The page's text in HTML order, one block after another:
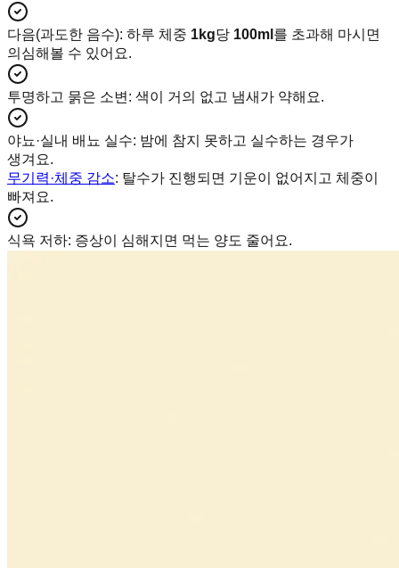
다음(과도한 음수): 하루 체중 1kg당 100ml 를 초과해 마시면
의심해볼 수 있어요.
투명하고 묽은 소변 : 색이 거의 없고 냄새가 약해요.
야뇨·실내 배뇨 실수: 밤에 참지 못하고 실수하는 경우가
생겨요.
무기력·체중 감소: 탈수가 진행되면 기운이 없어지고 체중이
빠져요.
식욕 저하: 증상이 심해지면 먹는 양도 줄어요.